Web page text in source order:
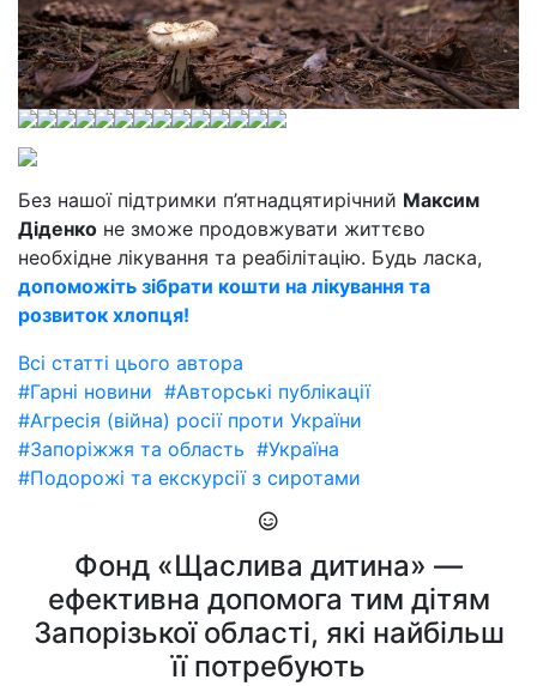
Без нашої підтримки п’ятнадцятирічний Максим
Діденко не зможе продовжувати життєво
необхідне лікування та реабілітацію. Будь ласка,
допоможіть зібрати кошти на лікування та
розвиток хлопця!
Всі статті цього автора
#Гарні новини #Авторські публікації
#Агресія (війна) росії проти України
#Запоріжжя та область #Україна
#Подорожі та екскурсії з сиротами
Фонд «Щаслива дитина» —
ефективна допомога тим дітям
Запорізької області, які найбільш
її потребують